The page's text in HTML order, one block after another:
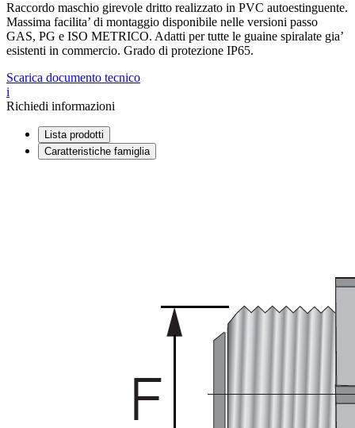
Raccordo maschio girevole dritto realizzato in PVC autoestinguente.
Massima facilita’ di montaggio disponibile nelle versioni passo
GAS, PG e ISO METRICO. Adatti per tutte le guaine spiralate gia’
esistenti in commercio. Grado di protezione IP65.
Scarica documento tecnico
i
Richiedi informazioni
Lista prodotti
Caratteristiche famiglia